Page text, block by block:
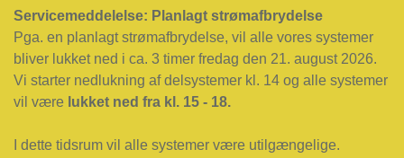
Servicemeddelelse: Planlagt strømafbrydelse
Pga. en planlagt strømafbrydelse, vil alle vores systemer
bliver lukket ned i ca. 3 timer fredag den 21. august 2026.
Vi starter nedlukning af delsystemer kl. 14 og alle systemer
vil være lukket ned fra kl. 15 - 18.
I dette tidsrum vil alle systemer være utilgængelige.